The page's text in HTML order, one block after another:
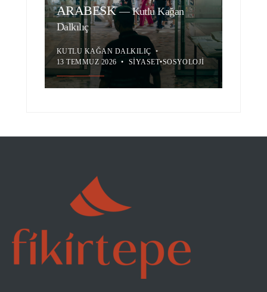
ARABESK—Kutlu Kağan
Dalkılıç
KUTLU KAĞAN DALKILIÇ •
13 TEMMUZ 2026 • SIYASET•SOSYOLOJI